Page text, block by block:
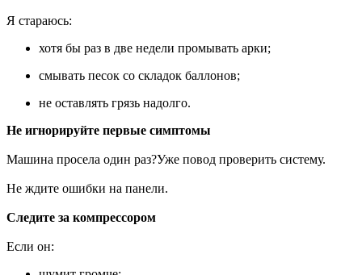
Я стараюсь:
хотя бы раз в две недели промывать арки;
смывать песок со складок баллонов;
не оставлять грязь надолго.
Не игнорируйте первые симптомы
Машина просела один раз?Уже повод проверить систему.
Не ждите ошибки на панели.
Следите за компрессором
Если он: